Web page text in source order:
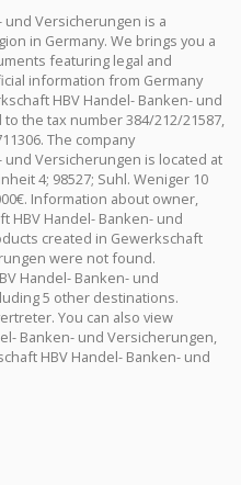
und Versicherungen is a
in Germany. We brings you a
featuring legal and
information from Germany
HBV Handel- Banken- und
the tax number 384/212/21587,
The company
und Versicherungen is located at
4; 98527; Suhl. Weniger 10
Information about owner,
HBV Handel- Banken- und
created in Gewerkschaft
were not found.
Handel- Banken- und
5 other destinations.
You can also view
Banken- und Versicherungen,
HBV Handel- Banken- und